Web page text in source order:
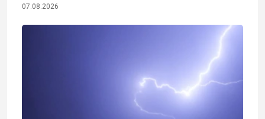
07.08.2026